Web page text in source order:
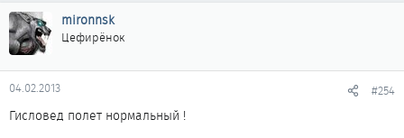
mironnsk
Цефирёнок
04.02.2013 #254
Гисловед полет нормальный !